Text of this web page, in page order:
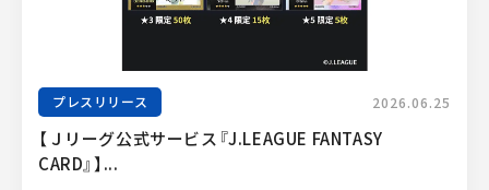
プレスリリース 2026.06.25
【Ｊリーグ公式サービス『J.LEAGUE FANTASY
CARD』】...